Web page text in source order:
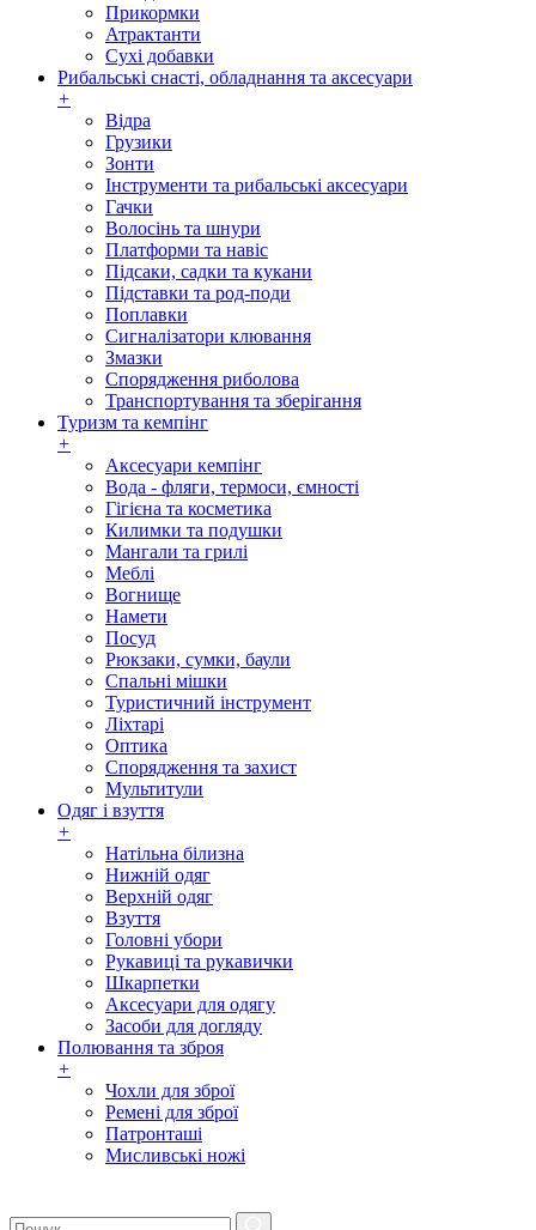
Прикормки
Атрактанти
Сухі добавки
Рибальські снасті, обладнання та аксесуари
+
Відра
Грузики
Зонти
Інструменти та рибальські аксесуари
Гачки
Волосінь та шнури
Платформи та навіс
Підсаки, садки та кукани
Підставки та род-поди
Поплавки
Сигналізатори клювання
Змазки
Спорядження риболова
Транспортування та зберігання
Туризм та кемпінг
+
Аксесуари кемпінг
Вода - фляги, термоси, ємності
Гігієна та косметика
Килимки та подушки
Мангали та грилі
Меблі
Вогнище
Намети
Посуд
Рюкзаки, сумки, баули
Спальні мішки
Туристичний інструмент
Ліхтарі
Оптика
Спорядження та захист
Мультитули
Одяг і взуття
+
Натільна білизна
Нижній одяг
Верхній одяг
Взуття
Головні убори
Рукавиці та рукавички
Шкарпетки
Аксесуари для одягу
Засоби для догляду
Полювання та зброя
+
Чохли для зброї
Ремені для зброї
Патронташі
Мисливські ножі